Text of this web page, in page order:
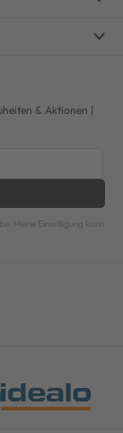
& Aktionen |
Meine Einwilligung kann